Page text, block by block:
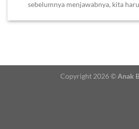
sebelumnya menjawabnya, kita
Copyright 2026 ©Anak